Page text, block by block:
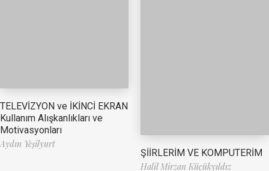
TELEVİZYON ve İKİNCİ EKRAN
Kullanım Alışkanlıkları ve
Motivasyonları
Aydın Yeşilyurt
ŞİİRLERİM VE KOMPUTERİM
Halil Mirzan Küçükyıldız